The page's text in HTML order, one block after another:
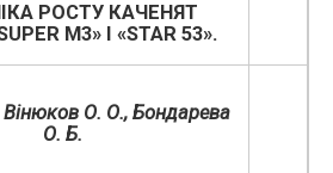
РОСТУ КАЧЕНЯТ
M3» І «STAR 53».
Вінюков О. О., Бондарева
О. Б.